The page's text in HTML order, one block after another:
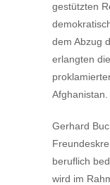
gestützten
dem Abzug
erlangten
Afghanistan.
Gerhard
beruflich
wird im